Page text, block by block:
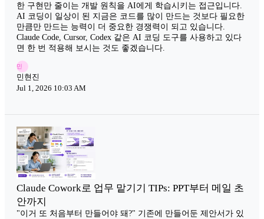
한 구현만 줄이는 개발 원칙을 AI에게 학습시키는 접근입니다.
AI 코딩이 일상이 된 지금은 코드를 많이 만드는 것보다 필요한
만큼만 만드는 능력이 더 중요한 경쟁력이 되고 있습니다.
Claude Code, Cursor, Codex 같은 AI 코딩 도구를 사용하고 있다
면 한 번 적용해 보시는 것도 좋겠습니다.
민
민현진
Jul 1, 2026 10:03 AM
Claude Cowork로 업무 맡기기 TIPs: PPT부터 메일 초
안까지
"이거 또 처음부터 만들어야 돼?" 기존에 만들어둔 제안서가 있